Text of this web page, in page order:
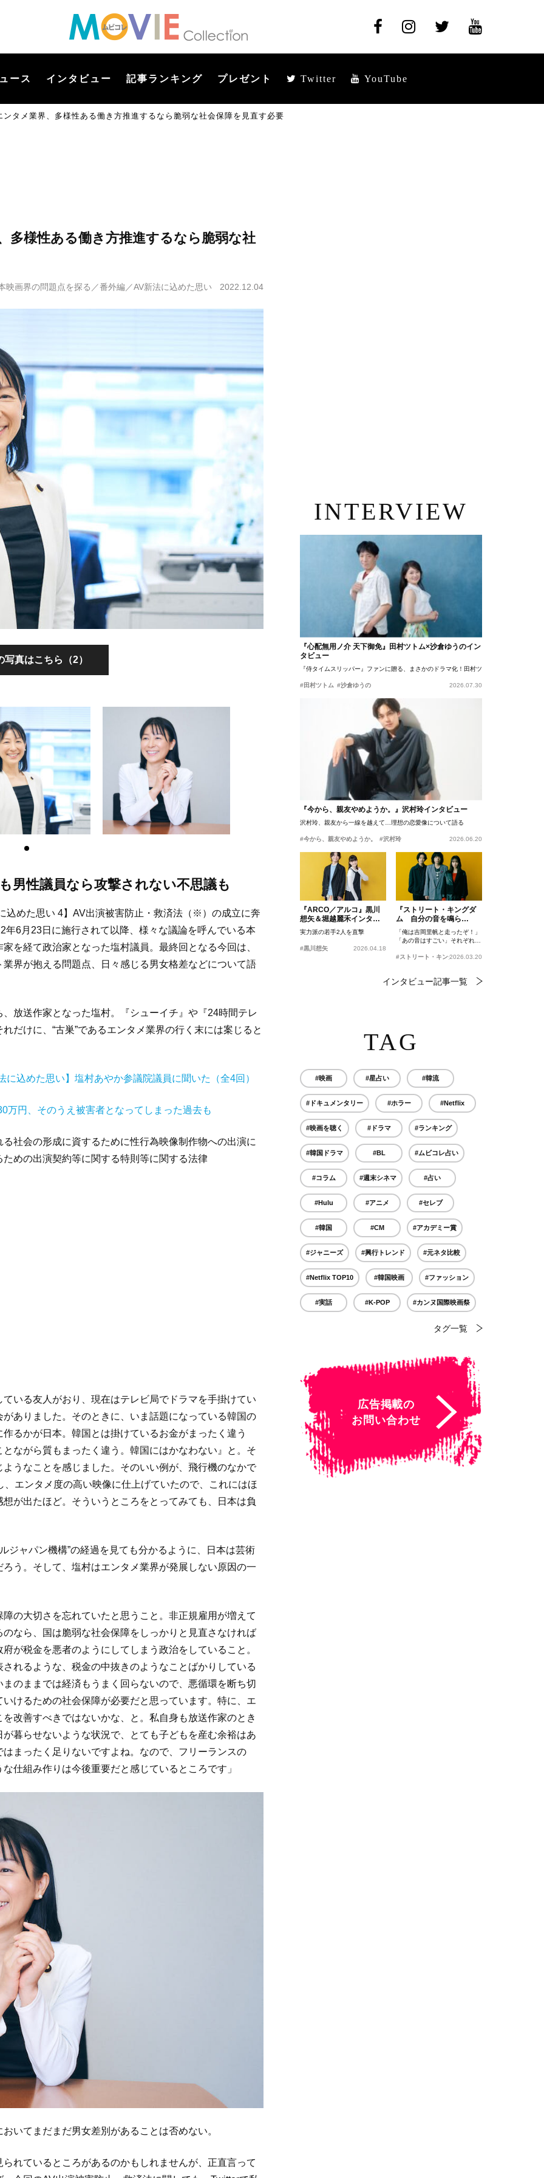
ース インタビュー 記事ランキング プレゼント Twitter YouTube
ンタメ業界、多様性ある働き方推進するなら脆弱な社会保障を見直す必要
多様性ある働き方推進するなら脆弱な社
映画界の問題点を探る／番外編／AV新法に込めた思い 2022.12.04
写真はこちら（2）
男性議員なら攻撃されない不思議も
込めた思い 4】AV出演被害防止・救済法（※）の成立に奔
6月23日に施行されて以降、様々な議論を呼んでいる本
を経て政治家となった塩村議員。最終回となる今回は、
界が抱える問題点、日々感じる男女格差などについて語
放送作家となった塩村。『シューイチ』や『24時間テレ
だけに、“古巣”であるエンタメ業界の行く末には案じると
込めた思い】塩村あやか参議院議員に聞いた（全4回）
万円、そのうえ被害者となってしまった過去も
社会の形成に資するために性行為映像制作物への出演に
めの出演契約等に関する特則等に関する法律
いる友人がおり、現在はテレビ局でドラマを手掛けてい
ありました。そのときに、いま話題になっている韓国の
るかが日本。韓国とは掛けているお金がまったく違う
ながら質もまったく違う。韓国にはかなわない』と。そ
うなことを感じました。そのいい例が、飛行機のなかで
エンタメ度の高い映像に仕上げていたので、これにはほ
が出たほど。そういうところをとってみても、日本は負
ジャパン機構”の経過を見ても分かるように、日本は芸術
う。そして、塩村はエンタメ業界が発展しない原因の一
の大切さを忘れていたと思うこと。非正規雇用が増えて
なら、国は脆弱な社会保障をしっかりと見直さなければ
が税金を悪者のようにしてしまう政治をしていること。
れるような、税金の中抜きのようなことばかりしている
のままでは経済もうまく回らないので、悪循環を断ち切
けるための社会保障が必要だと思っています。特に、エ
改善すべきではないかな、と。私自身も放送作家のとき
暮らせないような状況で、とても子どもを産む余裕はあ
まったく足りないですよね。なので、フリーランスの
仕組み作りは今後重要だと感じているところです」
いてまだまだ男女差別があることは否めない。
れているところがあるのかもしれませんが、正直言って
INTERVIEW
『心配無用ノ介 天下御免』田村ツトム×沙倉ゆうのイン
タビュー
『侍タイムスリッパー』ファンに贈る、まさかのドラマ化！田村ツトム×沙倉ゆうのが語
#田村ツトム #沙倉ゆうの 2026.07.30
『今から、親友やめようか。』沢村玲インタビュー
沢村玲、親友から一線を越えて…理想の恋愛像について語る
#今から、親友やめようか。 #沢村玲 2026.06.20
『ARCO／アルコ』黒川
想矢＆堀越麗禾インタビ
ュー
実力派の若手2人を直撃
#黒川想矢 2026.04.18
『ストリート・キングダ
ム 自分の音を鳴ら
せ。』峯田和伸、若葉竜
也、吉岡里帆インタビュ
ー
「俺は吉岡里帆と走ったぞ！」
「あの音はすごい」それぞれの
#ストリート・キングダム 自分の音を鳴らせ。
2026.03.20
インタビュー記事一覧
TAG
#映画 #星占い #韓流
#ドキュメンタリー #ホラー #Netflix
#映画を聴く #ドラマ #ランキング
#韓国ドラマ #BL #ムビコレ占い
#コラム #週末シネマ #占い
#Hulu #アニメ #セレブ
#韓国 #CM #アカデミー賞
#ジャニーズ #興行トレンド #元ネタ比較
#Netflix TOP10 #韓国映画 #ファッション
#実話 #K-POP #カンヌ国際映画祭
タグ一覧
広告掲載の
お問い合わせ